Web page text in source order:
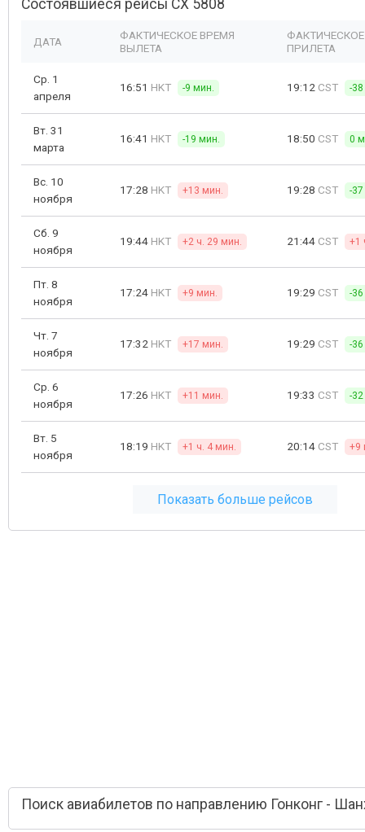
Состоявшиеся рейсы CX 5808
ДАТА
ФАКТИЧЕСКОЕ ВРЕМЯ
ВЫЛЕТА
ПРИЛЕТА
Ср. 1
апреля
16:51 HKT -9 мин. 19:12 CST -
Вт. 31
марта
16:41 HKT -19 мин. 18:50 CST 0
Вс. 10
ноября
17:28 HKT +13 мин. 19:28 CST -
Сб. 9
ноября
19:44 HKT +2 ч. 29 мин. 21:44 CST +1
Пт. 8
ноября
17:24 HKT +9 мин. 19:29 CST -
Чт. 7
ноября
17:32 HKT +17 мин. 19:29 CST -
Ср. 6
ноября
17:26 HKT +11 мин. 19:33 CST -
Вт. 5
ноября
18:19 HKT +1 ч. 4 мин. 20:14 CST +9
Показать больше рейсов
Поиск авиабилетов по направлению Гонконг -